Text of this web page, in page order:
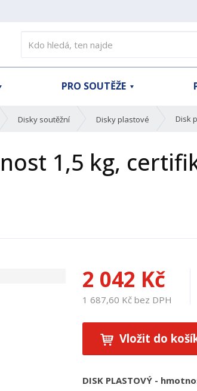
PRO SOUTĚŽE
Disky soutěžní Disky plastové Disk
1,5 kg,
2 042 Kč
1 687,60 Kč bez DPH
Vložit do
DISK PLASTOVÝ -